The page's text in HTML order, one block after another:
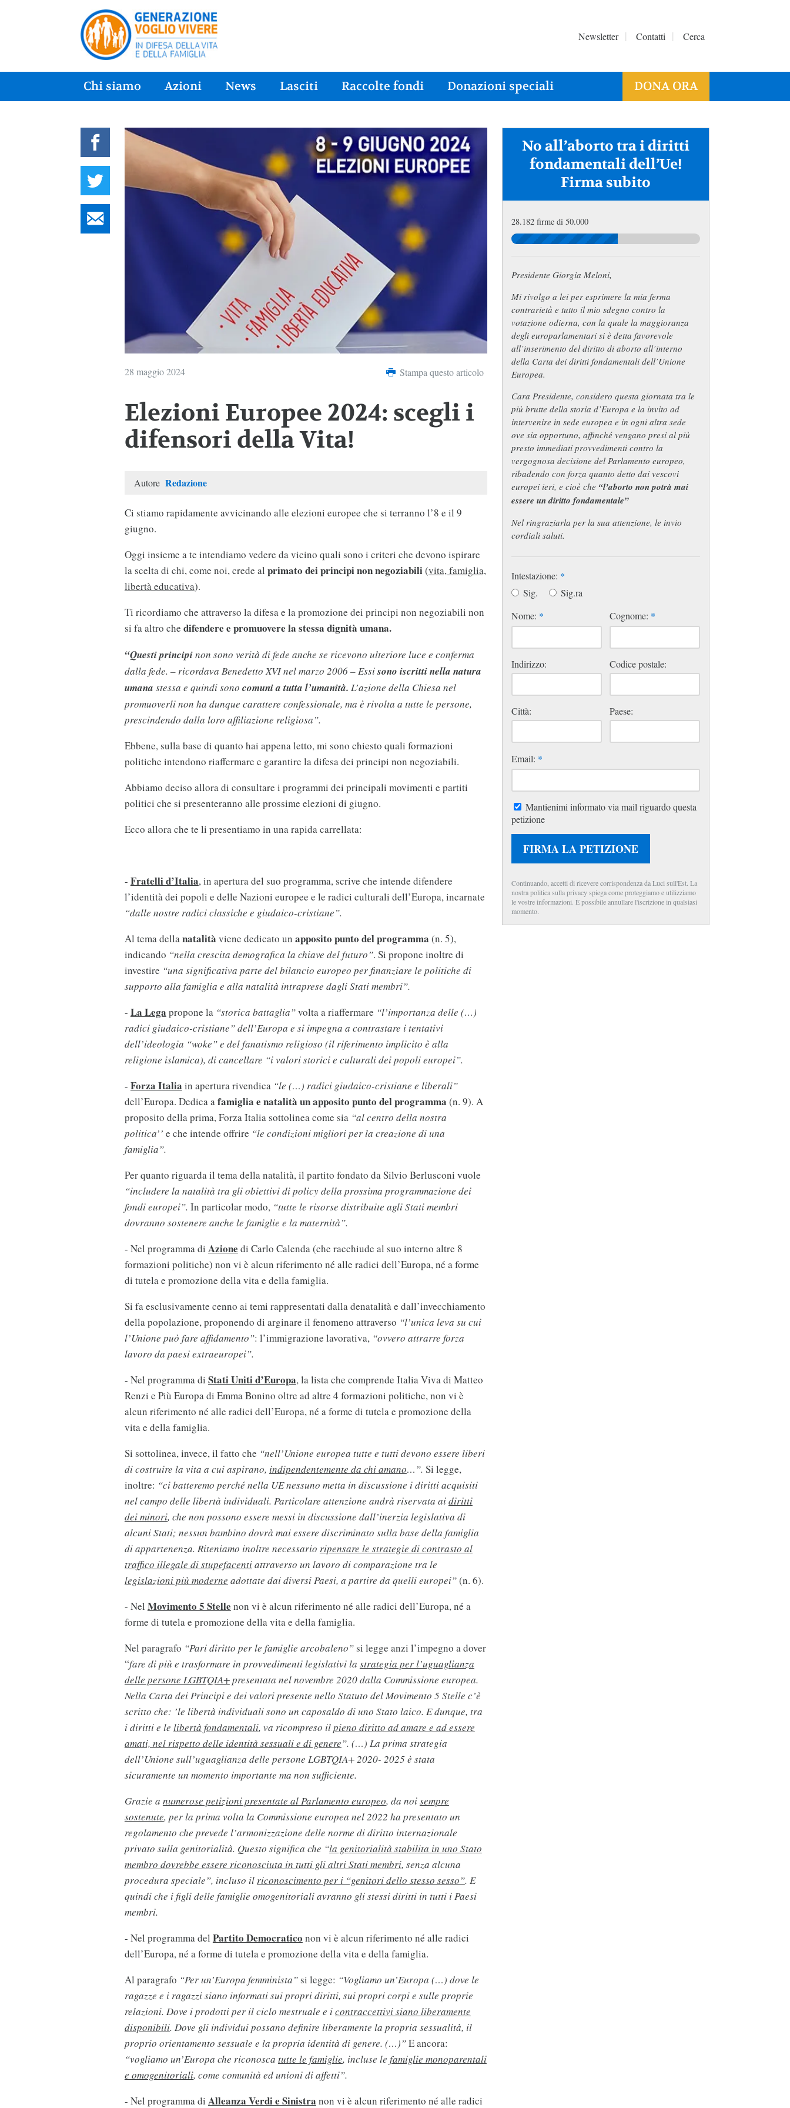
Newsletter Contatti Cerca
Chi siamo Azioni News Lasciti Raccolte fondi Donazioni speciali DONA ORA
28 maggio 2024 Stampa questo articolo
Elezioni Europee 2024: scegli i
difensori della Vita!
Autore Redazione
Ci stiamo rapidamente avvicinando alle elezioni europee che si terranno l’8 e il 9
giugno.
Oggi insieme a te intendiamo vedere da vicino quali sono i criteri che devono ispirare
la scelta di chi, come noi, crede al primato dei principi non negoziabili(vita, famiglia,
libertà educativa).
Ti ricordiamo che attraverso la difesa e la promozione dei principi non negoziabili non
si fa altro che difendere e promuovere la stessa dignità umana.
“Questi principinon sono verità di fede anche se ricevono ulteriore luce e conferma
dalla fede. – ricordava Benedetto XVI nel marzo 2006 – Essisono iscritti nella natura
umana stessa e quindi sono comuni a tutta l’umanità. L’azione della Chiesa nel
promuoverli non ha dunque carattere confessionale, ma è rivolta a tutte le persone,
prescindendo dalla loro affiliazione religiosa”.
Ebbene, sulla base di quanto hai appena letto, mi sono chiesto quali formazioni
politiche intendono riaffermare e garantire la difesa dei principi non negoziabili.
Abbiamo deciso allora di consultare i programmi dei principali movimenti e partiti
politici che si presenteranno alle prossime elezioni di giugno.
Ecco allora che te li presentiamo in una rapida carrellata:
- Fratelli d’Italia, in apertura del suo programma, scrive che intende difendere
l’identità dei popoli e delle Nazioni europee e le radici culturali dell’Europa, incarnate
“dalle nostre radici classiche e giudaico-cristiane”.
Al tema dellanatalità viene dedicato un apposito punto del programma (n. 5),
indicando “nella crescita demografica la chiave del futuro”. Si propone inoltre di
investire “una significativa parte del bilancio europeo per finanziare le politiche di
supporto alla famiglia e alla natalità intraprese dagli Stati membri”.
- La Lega propone la “storica battaglia”volta a riaffermare “l’importanza delle (…)
radici giudaico-cristiane” dell’Europa e si impegna a contrastare i tentativi
dell’ideologia “woke” e del fanatismo religioso (il riferimento implicito è alla
religione islamica), di cancellare “i valori storici e culturali dei popoli europei”.
- Forza Italia in apertura rivendica “le (…) radici giudaico-cristiane e liberali”
dell’Europa. Dedica afamiglia e natalità un apposito punto del programma (n. 9). A
proposito della prima, Forza Italia sottolinea come sia “al centro della nostra
politica’’ e che intende offrire “le condizioni migliori per la creazione di una
famiglia”.
Per quanto riguarda il tema della natalità, il partito fondato da Silvio Berlusconi vuole
“includere la natalità tra gli obiettivi di policy della prossima programmazione dei
fondi europei”. In particolar modo, “tutte le risorse distribuite agli Stati membri
dovranno sostenere anche le famiglie e la maternità”.
- Nel programma di Azione di Carlo Calenda (che racchiude al suo interno altre 8
formazioni politiche) non vi è alcun riferimento né alle radici dell’Europa, né a forme
di tutela e promozione della vita e della famiglia.
Si fa esclusivamente cenno ai temi rappresentati dalla denatalità e dall’invecchiamento
della popolazione, proponendo di arginare il fenomeno attraverso “l’unica leva su cui
l’Unione può fare affidamento”: l’immigrazione lavorativa, “ovvero attrarre forza
lavoro da paesi extraeuropei”.
- Nel programma di Stati Uniti d’Europa, la lista che comprende Italia Viva di Matteo
Renzi e Più Europa di Emma Bonino oltre ad altre 4 formazioni politiche, non vi è
alcun riferimento né alle radici dell’Europa, né a forme di tutela e promozione della
vita e della famiglia.
Si sottolinea, invece, il fatto che “nell’Unione europea tutte e tutti devono essere liberi
di costruire la vita a cui aspirano, indipendentemente da chi amano…”. Si legge,
inoltre: “ci batteremo perché nella UE nessuno metta in discussione i diritti acquisiti
nel campo delle libertà individuali. Particolare attenzione andrà riservata aidiritti
dei minori, che non possono essere messi in discussione dall’inerzia legislativa di
alcuni Stati; nessun bambino dovrà mai essere discriminato sulla base della famiglia
di appartenenza. Riteniamo inoltre necessario ripensare le strategie di contrasto al
traffico illegale di stupefacentiattraverso un lavoro di comparazione tra le
legislazioni più moderne adottate dai diversi Paesi, a partire da quelli europei”(n. 6).
- Nel Movimento 5 Stelle non vi è alcun riferimento né alle radici dell’Europa, né a
forme di tutela e promozione della vita e della famiglia.
Nel paragrafo “Pari diritto per le famiglie arcobaleno”si legge anzi l’impegno a dover
“fare di più e trasformare in provvedimenti legislativi la strategia per l’uguaglianza
delle persone LGBTQIA+presentata nel novembre 2020 dalla Commissione europea.
Nella Carta dei Principi e dei valori presente nello Statuto del Movimento 5 Stelle c’è
scritto che: ’le libertà individuali sono un caposaldo di uno Stato laico. E dunque, tra
i diritti e le libertà fondamentali, va ricompreso ilpieno diritto ad amare e ad essere
amati, nel rispetto delle identità sessuali e di genere”. (…) La prima strategia
dell’Unione sull’uguaglianza delle persone LGBTQIA+ 2020- 2025 è stata
sicuramente un momento importante ma non sufficiente.
Grazie a numerose petizioni presentate al Parlamento europeo, da noisempre
sostenute, per la prima volta la Commissione europea nel 2022 ha presentato un
regolamento che prevede l’armonizzazione delle norme di diritto internazionale
privato sulla genitorialità. Questo significa che “la genitorialità stabilita in uno Stato
membro dovrebbe essere riconosciuta in tutti gli altri Stati membri, senza alcuna
procedura speciale”, incluso il riconoscimento per i “genitori dello stesso sesso”. E
quindi che i figli delle famiglie omogenitoriali avranno gli stessi diritti in tutti i Paesi
membri.
- Nel programma del Partito Democratico non vi è alcun riferimento né alle radici
dell’Europa, né a forme di tutela e promozione della vita e della famiglia.
Al paragrafo “Per un’Europa femminista”si legge: “Vogliamo un’Europa (…) dove le
ragazze e i ragazzi siano informati sui propri diritti, sui propri corpi e sulle proprie
relazioni. Dove i prodotti per il ciclo mestruale e icontraccettivi siano liberamente
disponibili. Dove gli individui possano definire liberamente la propria sessualità, il
proprio orientamento sessuale e la propria identità di genere. (…)”E ancora:
“vogliamo un’Europa che riconosca tutte le famiglie, incluse le famiglie monoparentali
e omogenitoriali, come comunità ed unioni di affetti”.
- Nel programma di Alleanza Verdi e Sinistra non vi è alcun riferimento né alle radici
No all’aborto tra i diritti
fondamentali dell’Ue!
Firma subito
28.182 firme di 50.000
Presidente Giorgia Meloni,
Mi rivolgo a lei per esprimere la mia ferma
contrarietà e tutto il mio sdegno contro la
votazione odierna, con la quale la maggioranza
degli europarlamentari si è detta favorevole
all’inserimento del diritto di aborto all’interno
della Carta dei diritti fondamentali dell’Unione
Europea.
Cara Presidente, considero questa giornata tra le
più brutte della storia d’Europa e la invito ad
intervenire in sede europea e in ogni altra sede
ove sia opportuno, affinché vengano presi al più
presto immediati provvedimenti contro la
vergognosa decisione del Parlamento europeo,
ribadendo con forza quanto detto dai vescovi
europei ieri, e cioè che “l’aborto non potrà mai
essere un diritto fondamentale”
Nel ringraziarla per la sua attenzione, le invio
cordiali saluti.
Intestazione: *
Sig.
Sig.ra
Nome: * Cognome: *
Indirizzo: Codice postale:
Città: Paese:
Email: *
Mantienimi informato via mail riguardo questa
petizione
FIRMA LA PETIZIONE
Continuando, accetti di ricevere corrispondenza da Luci sull'Est. La
nostra politica sulla privacy spiega come proteggiamo e utilizziamo
le vostre informazioni. È possibile annullare l'iscrizione in qualsiasi
momento.